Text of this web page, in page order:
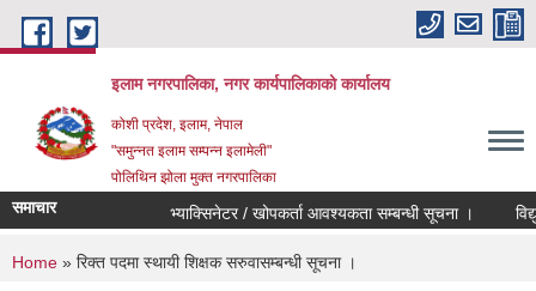
Skip to main content
इलाम नगरपालिका, नगर कार्यपालिकाको कार्यालय
कोशी प्रदेश, इलाम, नेपाल
"समुन्नत इलाम सम्पन्न इलामेली"
पोलिथिन झोला मुक्त नगरपालिका
समाचार भ्याक्सिनेटर / खोपकर्ता आवश्यकता सम्बन्धी सूचना ।
You are here
Home » रिक्त पदमा स्थायी शिक्षक सरुवासम्बन्धी सूचना ।